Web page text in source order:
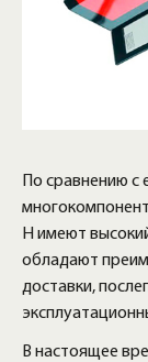
По сравнению с
Н имеют
обладают
доставки,
В настоящее